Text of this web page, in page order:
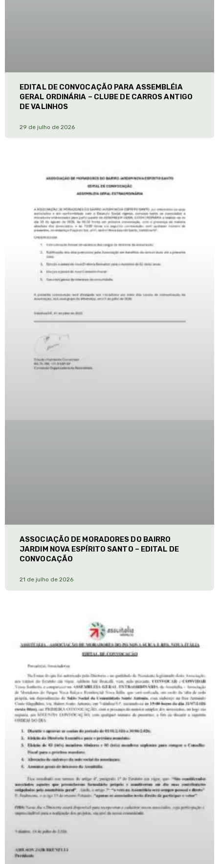
EDITAL DE CONVOCAÇÃO PARA ASSEMBLÉIA
GERAL ORDINÁRIA – CLUBE DE CARROS ANTIGO
DE VALINHOS
29 de julho de 2026
ASSOCIAÇÃO DE MORADORES DO BAIRRO
JARDIM NOVA ESPÍRITO SANTO – EDITAL DE
CONVOCAÇÃO
21 de julho de 2026